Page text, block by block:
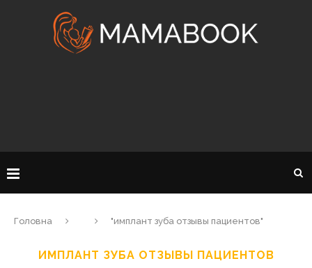
Головна "имплант зуба отзывы пациентов"
ИМПЛАНТ ЗУБА ОТЗЫВЫ ПАЦИЕНТОВ